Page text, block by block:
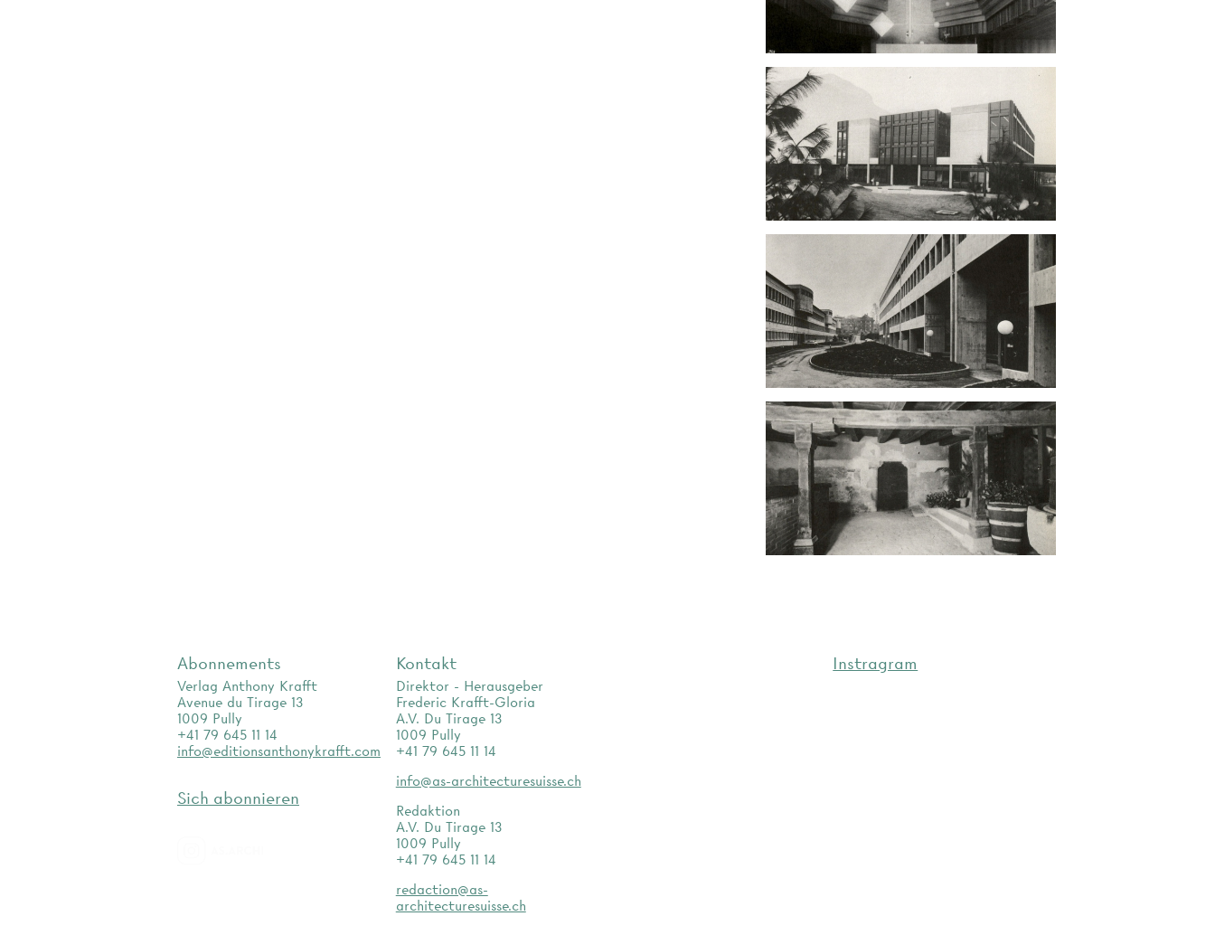
Abonnements
Verlag Anthony Krafft
Avenue du Tirage 13
1009 Pully
+41 79 645 11 14
info@editionsanthonykrafft.com
Sich abonnieren
Kontakt
Direktor - Herausgeber
Frederic Krafft-Gloria
A.V. Du Tirage 13
1009 Pully
+41 79 645 11 14
info@as-architecturesuisse.ch
Redaktion
A.V. Du Tirage 13
1009 Pully
+41 79 645 11 14
redaction@as-
architecturesuisse.ch
Instragram